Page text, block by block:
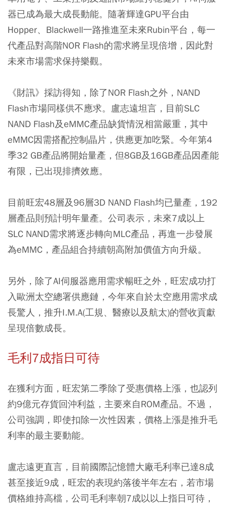
器已成為最大成長動能。隨著輝達GPU平台由
Hopper、Blackwell一路推進至未來Rubin平台，每一
代產品對高階NOR Flash的需求將呈現倍增，因此對
未來市場需求保持樂觀。
《財訊》採訪得知，除了NOR Flash之外，NAND
Flash市場同樣供不應求。盧志遠坦言，目前SLC
NAND Flash及eMMC產品缺貨情況相當嚴重，其中
eMMC因需搭配控制晶片，供應更加吃緊。今年第4
季32 GB產品將開始量產，但8GB及16GB產品因產能
有限，已出現排擠效應。
目前旺宏48層及96層3D NAND Flash均已量產，192
層產品則預計明年量產。公司表示，未來7成以上
SLC NAND需求將逐步轉向MLC產品，再進一步發展
為eMMC，產品組合持續朝高附加價值方向升級。
另外，除了AI伺服器應用需求暢旺之外，旺宏成功打
入歐洲太空總署供應鏈，今年來自於太空應用需求成
長驚人，推升I.M.A(工規、醫療以及航太)的營收貢獻
呈現倍數成長。
毛利7成指日可待
在獲利方面，旺宏第二季除了受惠價格上漲，也認列
約9億元存貨回沖利益，主要來自ROM產品。不過，
公司強調，即使扣除一次性因素，價格上漲是推升毛
利率的最主要動能。
盧志遠更直言，目前國際記憶體大廠毛利率已達8成
甚至接近9成，旺宏的表現約落後半年左右，若市場
價格維持高檔，公司毛利率朝7成以以上指日可待，